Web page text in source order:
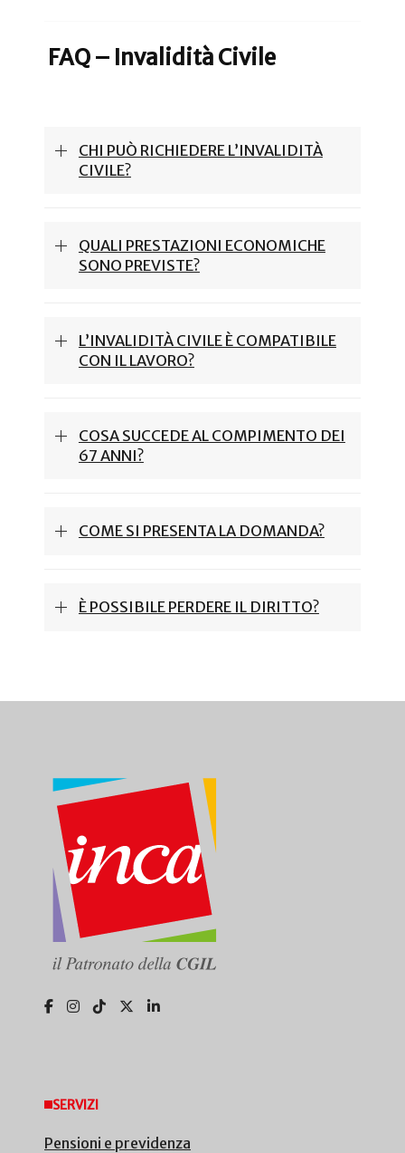
FAQ – Invalidità Civile
CHI PUÒ RICHIEDERE L’INVALIDITÀ
CIVILE?
QUALI PRESTAZIONI ECONOMICHE
SONO PREVISTE?
L’INVALIDITÀ CIVILE È COMPATIBILE
CON IL LAVORO?
COSA SUCCEDE AL COMPIMENTO DEI
67 ANNI?
COME SI PRESENTA LA DOMANDA?
È POSSIBILE PERDERE IL DIRITTO?
SERVIZI
Pensioni e previdenza